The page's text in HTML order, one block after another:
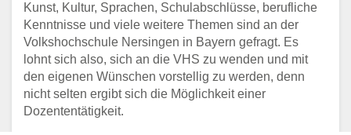
Kunst, Kultur, Sprachen, Schulabschlüsse, berufliche
Kenntnisse und viele weitere Themen sind an der
Volkshochschule Nersingen in Bayern gefragt. Es
lohnt sich also, sich an die VHS zu wenden und mit
den eigenen Wünschen vorstellig zu werden, denn
nicht selten ergibt sich die Möglichkeit einer
Dozententätigkeit.